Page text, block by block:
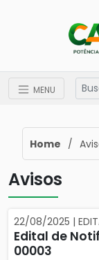
MENU
Home /
Avisos
22/08/2025 |
Edital de
00003